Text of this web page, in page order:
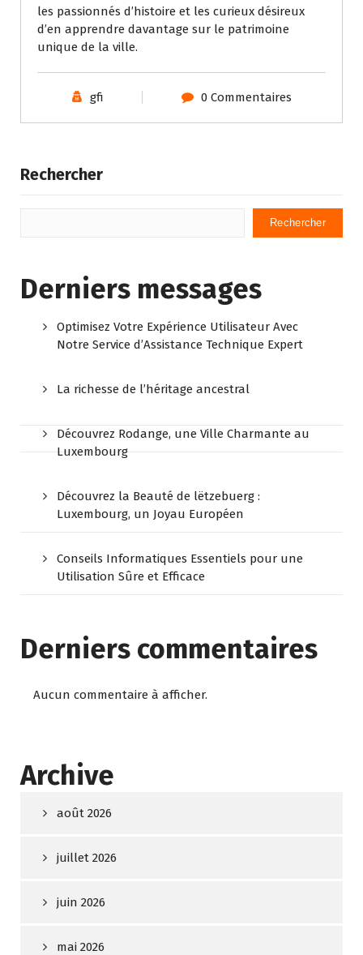
les passionnés d’histoire et les curieux désireux
d’en apprendre davantage sur le patrimoine
unique de la ville.
gfi 0 Commentaires
Rechercher
Rechercher
Derniers messages
Optimisez Votre Expérience Utilisateur Avec
Notre Service d’Assistance Technique Expert
La richesse de l’héritage ancestral
Découvrez Rodange, une Ville Charmante au
Luxembourg
Découvrez la Beauté de lëtzebuerg :
Luxembourg, un Joyau Européen
Conseils Informatiques Essentiels pour une
Utilisation Sûre et Efficace
Derniers commentaires
Aucun commentaire à afficher.
Archive
août 2026
juillet 2026
juin 2026
mai 2026